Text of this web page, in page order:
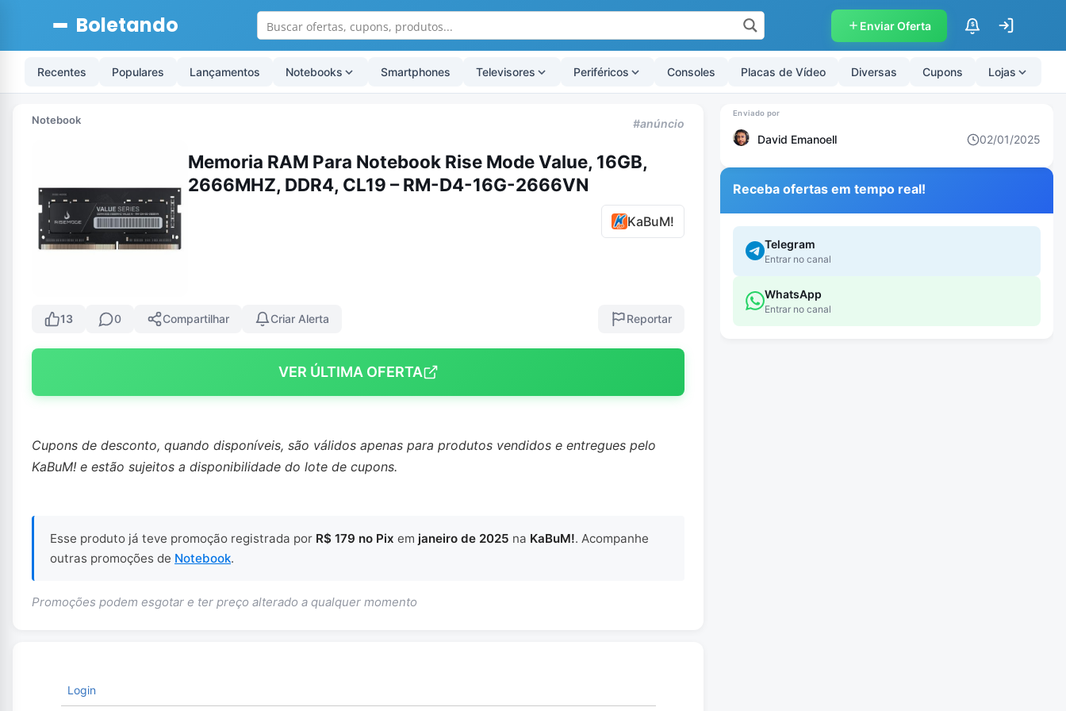
Boletando Enviar Oferta $
Recentes Populares Lançamentos Notebooks Smartphones Televisores Periféricos Consoles Placas de Vídeo Diversas Cupons Lojas
Notebook #anúncio
Memoria RAM Para Notebook Rise Mode Value, 16GB,
2666MHZ, DDR4, CL19 – RM-D4-16G-2666VN
KaBuM!
13 0 Compartilhar Criar Alerta Reportar
VER ÚLTIMA OFERTA
Cupons de desconto, quando disponíveis, são válidos apenas para produtos vendidos e entregues pelo
KaBuM! e estão sujeitos a disponibilidade do lote de cupons.
Esse produto já teve promoção registrada por R$ 179 no Pix em janeiro de 2025 na KaBuM!. Acompanhe
outras promoções de Notebook.
Promoções podem esgotar e ter preço alterado a qualquer momento
Login
David Emanoell 02/01/2025
Receba ofertas em tempo real!
Telegram
Entrar no canal
WhatsApp
Entrar no canal